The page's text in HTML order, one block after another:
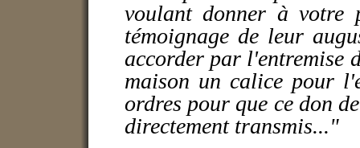
voulant donner à votre
témoignage de leur
accorder par l'entremise
maison un calice pour
ordres pour que ce don
directement transmis..."